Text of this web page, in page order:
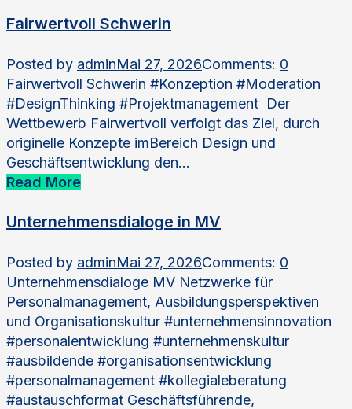
Fairwertvoll Schwerin
Posted by adminMai 27, 2026Comments: 0
Fairwertvoll Schwerin #Konzeption #Moderation
#DesignThinking #Projektmanagement Der
Wettbewerb Fairwertvoll verfolgt das Ziel, durch
originelle Konzepte imBereich Design und
Geschäftsentwicklung den…
Read More
Unternehmensdialoge in MV
Posted by adminMai 27, 2026Comments: 0
Unternehmensdialoge MV Netzwerke für
Personalmanagement, Ausbildungsperspektiven
und Organisationskultur #unternehmensinnovation
#personalentwicklung #unternehmenskultur
#ausbildende #organisationsentwicklung
#personalmanagement #kollegialeberatung
#austauschformat Geschäftsführende,